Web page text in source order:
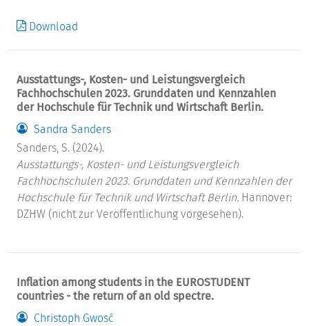
Download
Ausstattungs-, Kosten- und Leistungsvergleich
Fachhochschulen 2023. Grunddaten und Kennzahlen
der Hochschule für Technik und Wirtschaft Berlin.
Sandra Sanders
Sanders, S. (2024).
Ausstattungs-, Kosten- und Leistungsvergleich
Fachhochschulen 2023. Grunddaten und Kennzahlen der
Hochschule für Technik und Wirtschaft Berlin. Hannover:
DZHW (nicht zur Veröffentlichung vorgesehen).
Inflation among students in the EUROSTUDENT
countries - the return of an old spectre.
Christoph Gwosć